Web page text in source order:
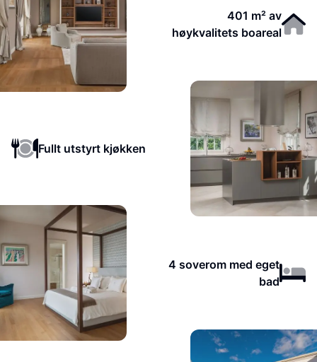
401 m² av
høykvalitets boareal
Fullt utstyrt kjøkken
4 soverom med eget
bad